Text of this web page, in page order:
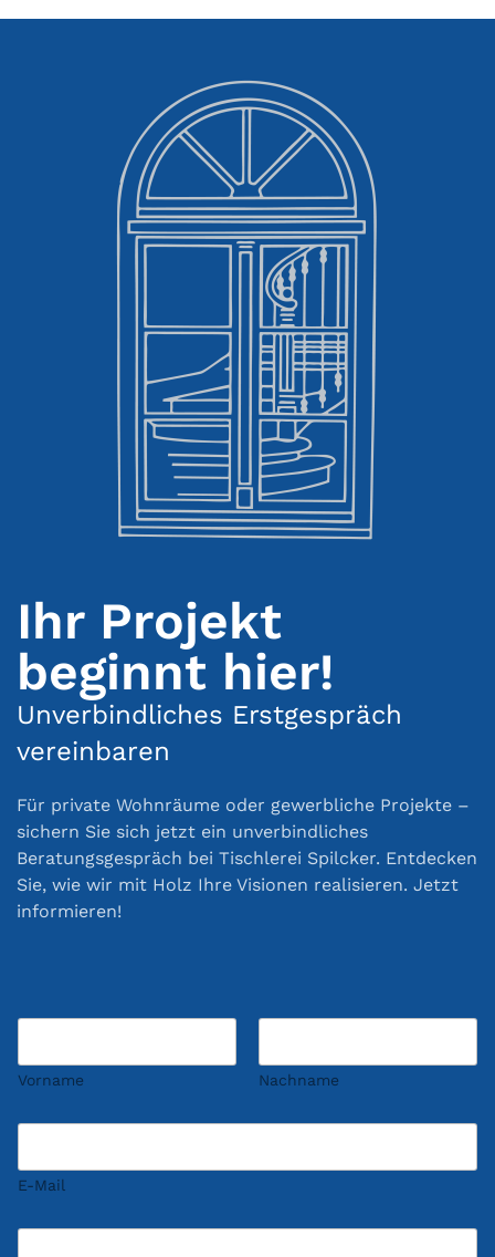
Ihr Projekt
beginnt hier!
Unverbindliches Erstgespräch
vereinbaren
Für private Wohnräume oder gewerbliche Projekte –
sichern Sie sich jetzt ein unverbindliches
Beratungsgespräch bei Tischlerei Spilcker. Entdecken
Sie, wie wir mit Holz Ihre Visionen realisieren. Jetzt
informieren!
Vorname Nachname
E-Mail